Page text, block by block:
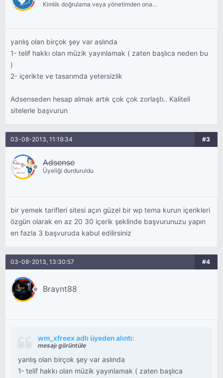
Kimlik doğrulama veya yönetimden onay
yanlış olan birçok şey var aslında
1- telif hakkı olan müzik yayınlamak ( zaten başlıca neden bu
)
2- içerikte ve tasarımda yetersizlik
Adsenseden hesap almak artık çok çok zorlaştı.. Kaliteli
sitelerle başvurun
03-08-2013, 11:19:34 #3
Adsense
Üyeliği durduruldu
bir yemek tarifleri sitesi açın güzel bir wp tema kurun içerikleri
özgün olarak en az 20 30 içerik şeklinde başvurunuzu yapın
en fazla 3 başvuruda kabul edilirsiniz
03-08-2013, 13:30:57 #4
Braynt88
wm_xfreex adlı üyeden alıntı:
mesajı görüntüle
yanlış olan birçok şey var aslında
1- telif hakkı olan müzik yayınlamak ( zaten başlıca